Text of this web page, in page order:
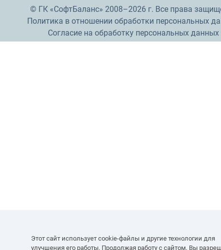
© ГК «СофтБаланс» 2008–2026 г. Все права
Политика в отношении обработки персональных
Согласие на обработку персональных данных
Этот сайт использует cookie-файлы и другие технологии для
улучшения его работы. Продолжая работу с сайтом, Вы